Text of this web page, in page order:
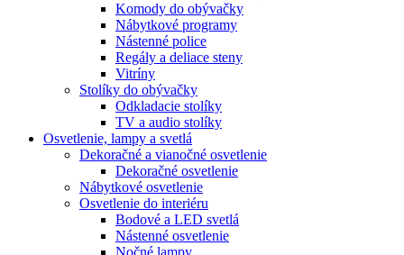
Komody do obývačky
Nábytkové programy
Nástenné police
Regály a deliace steny
Vitríny
Stolíky do obývačky
Odkladacie stolíky
TV a audio stolíky
Osvetlenie, lampy a svetlá
Dekoračné a vianočné osvetlenie
Dekoračné osvetlenie
Nábytkové osvetlenie
Osvetlenie do interiéru
Bodové a LED svetlá
Nástenné osvetlenie
Nočné lampy